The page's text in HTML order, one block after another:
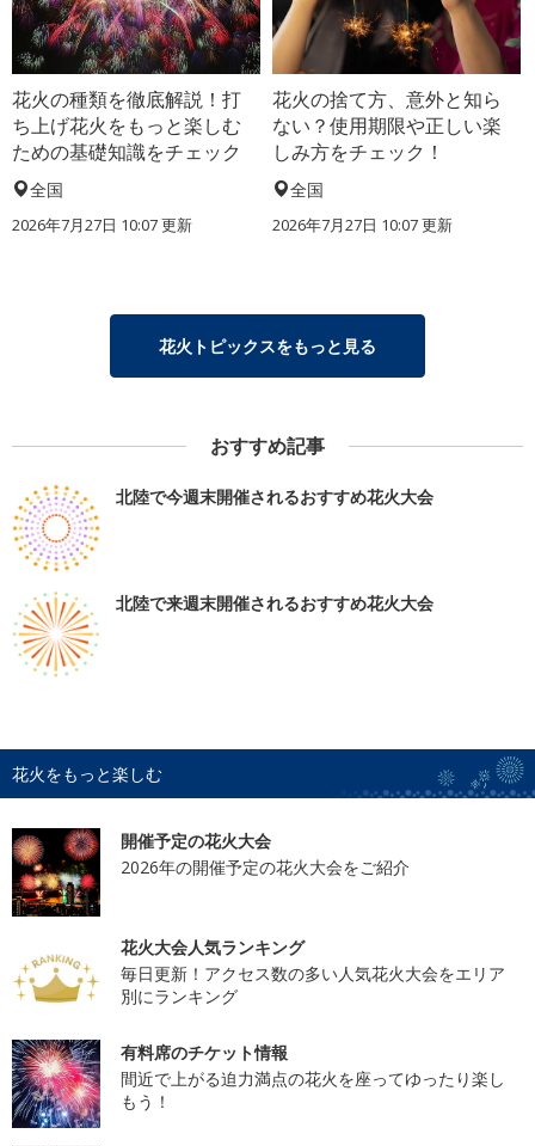
花火の種類を徹底解説！打
ち上げ花火をもっと楽しむ
ための基礎知識をチェック
全国
2026年7月27日 10:07 更新
花火の捨て方、意外と知ら
ない？使用期限や正しい楽
しみ方をチェック！
全国
2026年7月27日 10:07 更新
花火トピックスをもっと見る
おすすめ記事
北陸で今週末開催されるおすすめ花火大会
北陸で来週末開催されるおすすめ花火大会
花火をもっと楽しむ
開催予定の花火大会
2026年の開催予定の花火大会をご紹介
花火大会人気ランキング
毎日更新！アクセス数の多い人気花火大会をエリア
別にランキング
有料席のチケット情報
間近で上がる迫力満点の花火を座ってゆったり楽し
もう！